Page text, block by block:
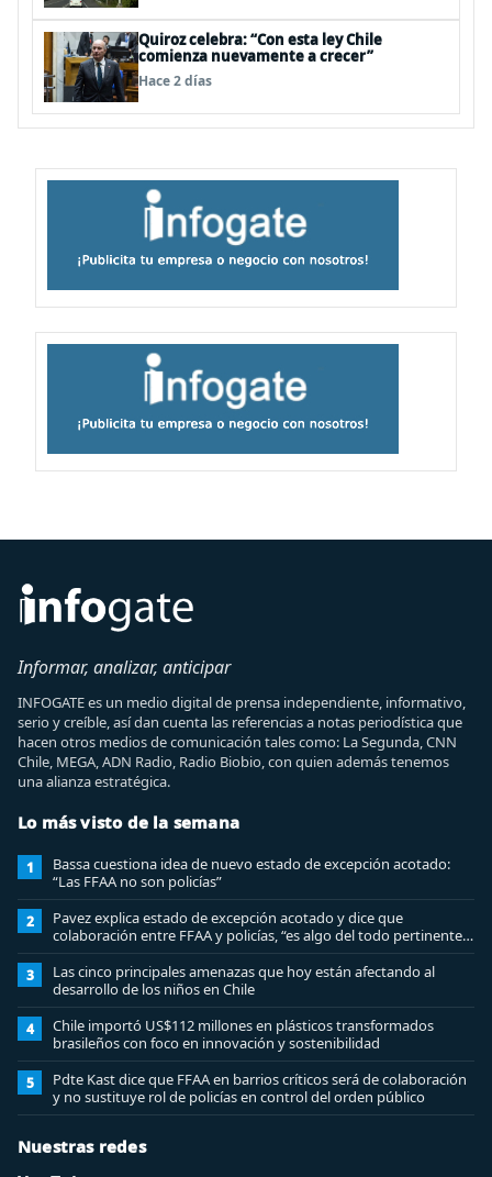
Quiroz celebra: “Con esta ley Chile
comienza nuevamente a crecer”
Hace 2 días
Informar, analizar, anticipar
INFOGATE es un medio digital de prensa independiente, informativo,
serio y creíble, así dan cuenta las referencias a notas periodística que
hacen otros medios de comunicación tales como: La Segunda, CNN
Chile, MEGA, ADN Radio, Radio Biobio, con quien además tenemos
una alianza estratégica.
Lo más visto de la semana
1
Bassa cuestiona idea de nuevo estado de excepción acotado:
“Las FFAA no son policías”
2
Pavez explica estado de excepción acotado y dice que
colaboración entre FFAA y policías, “es algo del todo pertinente
analizar”
3
Las cinco principales amenazas que hoy están afectando al
desarrollo de los niños en Chile
4
Chile importó US$112 millones en plásticos transformados
brasileños con foco en innovación y sostenibilidad
5
Pdte Kast dice que FFAA en barrios críticos será de colaboración
y no sustituye rol de policías en control del orden público
Nuestras redes